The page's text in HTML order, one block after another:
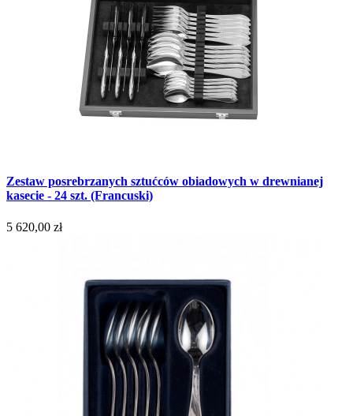
Zestaw posrebrzanych sztućców obiadowych w drewnianej
kasecie - 24 szt. (Francuski)
5 620,00 zł